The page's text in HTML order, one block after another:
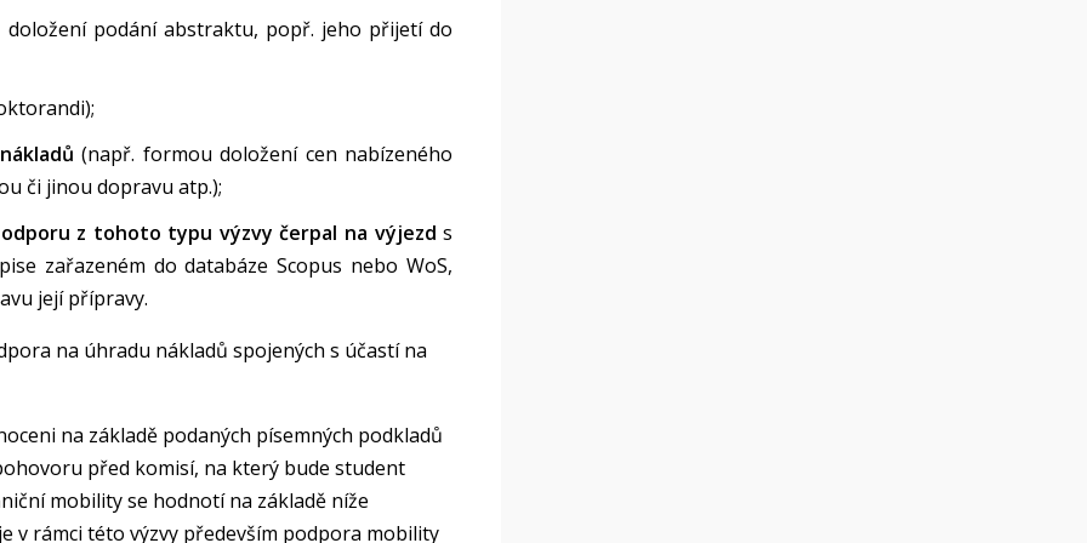
doložení podání abstraktu, popř. jeho přijetí do
(např. formou doložení cen nabízeného
či jinou dopravu atp.);
z tohoto typu výzvy čerpal na výjezds
zařazeném do databáze Scopus nebo WoS,
její přípravy.
na úhradu nákladů spojených s účastí na
na základě podaných písemných podkladů
před komisí, na který bude student
mobility se hodnotí na základě níže
rámci této výzvy především podpora mobility